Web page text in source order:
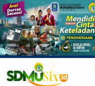
Skip
to
content